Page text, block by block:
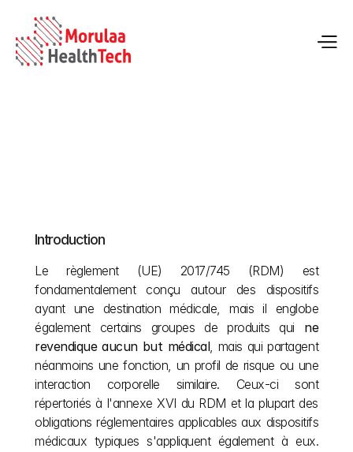
Introduction
Le règlement (UE) 2017/745 (RDM) est
fondamentalement conçu autour des dispositifs
ayant une destination médicale, mais il englobe
également certains groupes de produits qui ne
revendique aucun but médical, mais qui partagent
néanmoins une fonction, un profil de risque ou une
interaction corporelle similaire. Ceux-ci sont
répertoriés à l'annexe XVI du RDM et la plupart des
obligations réglementaires applicables aux dispositifs
médicaux typiques s'appliquent également à eux.